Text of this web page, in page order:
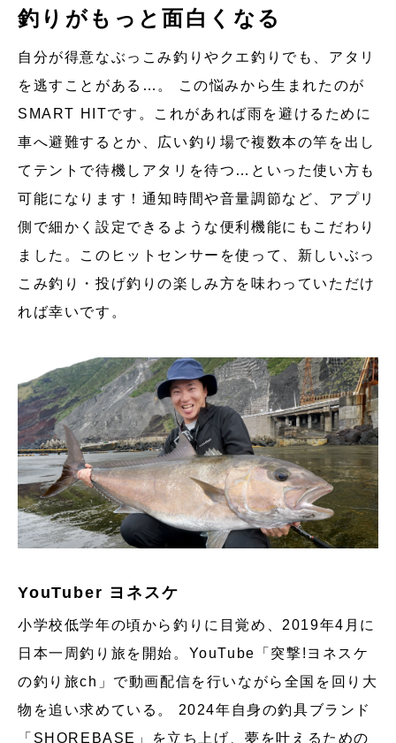
釣りがもっと面白くなる
自分が得意なぶっこみ釣りやクエ釣りでも、アタリ
を逃すことがある…。 この悩みから生まれたのが
SMART HITです。これがあれば雨を避けるために
車へ避難するとか、広い釣り場で複数本の竿を出し
てテントで待機しアタリを待つ…といった使い方も
可能になります！通知時間や音量調節など、アプリ
側で細かく設定できるような便利機能にもこだわり
ました。このヒットセンサーを使って、新しいぶっ
こみ釣り・投げ釣りの楽しみ方を味わっていただけ
れば幸いです。
YouTuber ヨネスケ
小学校低学年の頃から釣りに目覚め、2019年4月に
日本一周釣り旅を開始。YouTube「突撃!ヨネスケ
の釣り旅ch」で動画配信を行いながら全国を回り大
物を追い求めている。 2024年自身の釣具ブランド
「SHOREBASE」を立ち上げ、夢を叶えるための